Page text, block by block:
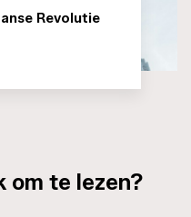
Revolutie
om te lezen?